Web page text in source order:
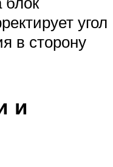
угол
в сторону
и